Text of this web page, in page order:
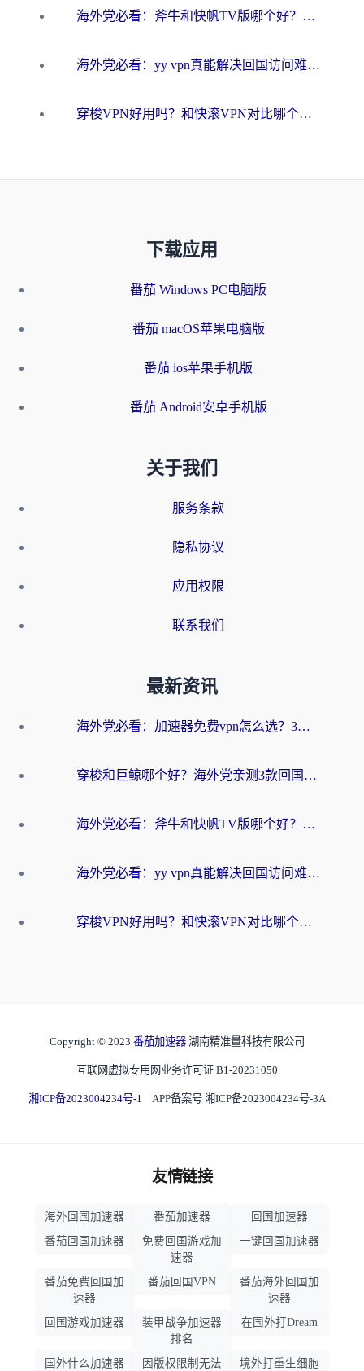
海外党必看：斧牛和快帆TV版哪个好？3分钟选对回国加速器，无缝刷B站、追热剧
海外党必看：yy vpn真能解决回国访问难题？附云极initap测评+免费方案对比
穿梭VPN好用吗？和快滚VPN对比哪个回国效果更好？海外党选回国加速器必看指南
下载应用
番茄 Windows PC电脑版
番茄 macOS苹果电脑版
番茄 ios苹果手机版
番茄 Android安卓手机版
关于我们
服务条款
隐私协议
应用权限
联系我们
最新资讯
海外党必看：加速器免费vpn怎么选？3步教你无缝访问国内资源
穿梭和巨鲸哪个好？海外党亲测3款回国加速器，教你避开90%的坑
海外党必看：斧牛和快帆TV版哪个好？3分钟选对回国加速器，无缝刷B站、追热剧
海外党必看：yy vpn真能解决回国访问难题？附云极initap测评+免费方案对比
穿梭VPN好用吗？和快滚VPN对比哪个回国效果更好？海外党选回国加速器必看指南
Copyright © 2023 番茄加速器 湖南精准量科技有限公司
互联网虚拟专用网业务许可证 B1-20231050
湘ICP备2023004234号-1 APP备案号 湘ICP备2023004234号-3A
友情链接
海外回国加速器 番茄加速器
回国加速器
番茄回国加速器
免费回国游戏加
速器
一键回国加速器
番茄免费回国加
速器
番茄回国VPN
番茄海外回国加
速器
回国游戏加速器
装甲战争加速器
排名
在国外打Dream
国外什么加速器 因版权限制无法 境外打重生细胞